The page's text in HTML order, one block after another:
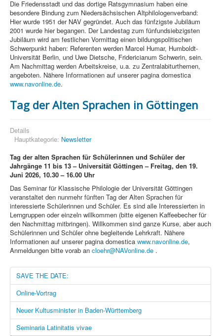
Die Friedensstadt und das dortige Ratsgymnasium haben eine
besondere Bindung zum Niedersächsischen Altphilologenverband:
Hier wurde 1951 der NAV gegründet. Auch das fünfzigste Jubiläum
2001 wurde hier begangen. Der Landestag zum fünfundsiebzigsten
Jubiläum wird am festlichen Vormittag einen bildungspolitischen
Schwerpunkt haben: Referenten werden Marcel Humar, Humboldt-
Universität Berlin, und Uwe Dietsche, Fridericianum Schwerin, sein.
Am Nachmittag werden Arbeitskreise, u.a. zu Zentralabiturthemen,
angeboten. Nähere Informationen auf unserer pagina domestica
www.navonline.de.
Tag der Alten Sprachen in Göttingen
Details
Hauptkategorie: Newsletter
Tag der alten Sprachen für Schülerinnen und Schüler der
Jahrgänge 11 bis 13 – Universität Göttingen – Freitag, den 19.
Juni 2026, 10.30 – 16.00 Uhr
Das Seminar für Klassische Philologie der Universität Göttingen
veranstaltet den nunmehr fünften Tag der Alten Sprachen für
interessierte Schülerinnen und Schüler. Es sind alle Interessierten in
Lerngruppen oder einzeln willkommen (bitte eigenen Kaffeebecher für
den Nachmittag mitbringen). Willkommen sind ganze Kurse, aber auch
Schülerinnen und Schüler ohne begleitende Lehrkraft. Nähere
Informationen auf unserer pagina domestica www.navonline.de,
Anmeldungen bitte vorab an cloehr@NAVonline.de .
SAVE THE DATE:
Online-Vortrag
Neuer Kultusminister in Baden-Württemberg
Seminaria Latinitatis vivae